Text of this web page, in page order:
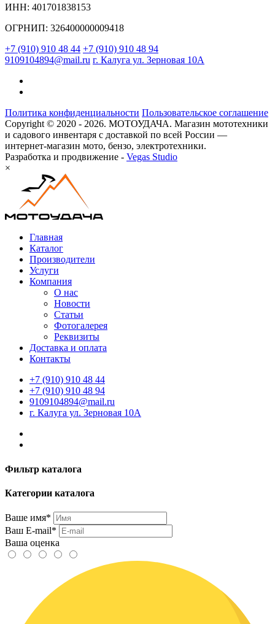
ИНН: 401701838153
ОГРНИП: 326400000009418
+7 (910) 910 48 44 +7 (910) 910 48 94
9109104894@mail.ru г. Калуга ул. Зерновая 10А
Политика конфиденциальности Пользовательское соглашение
Copyright © 2020 - 2026. МОТОУДАЧА. Магазин мототехники
и садового инвентаря с доставкой по всей России —
интернет-магазин мото, бензо, электротехники.
Разработка и продвижение - Vegas Studio
×
Главная
Каталог
Производители
Услуги
Компания
О нас
Новости
Статьи
Фотогалерея
Реквизиты
Доставка и оплата
Контакты
+7 (910) 910 48 44
+7 (910) 910 48 94
9109104894@mail.ru
г. Калуга ул. Зерновая 10А
Фильтр каталога
Категории каталога
Ваше имя*
Ваш E-mail*
Ваша оценка